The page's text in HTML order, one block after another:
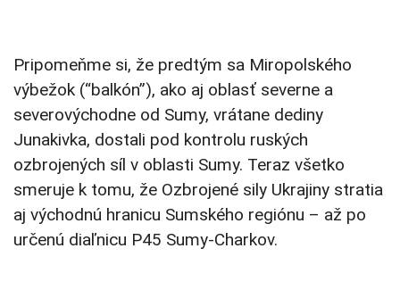
Pripomeňme si, že predtým sa Miropolského
výbežok (“balkón”), ako aj oblasť severne a
severovýchodne od Sumy, vrátane dediny
Junakivka, dostali pod kontrolu ruských
ozbrojených síl v oblasti Sumy. Teraz všetko
smeruje k tomu, že Ozbrojené sily Ukrajiny stratia
aj východnú hranicu Sumského regiónu – až po
určenú diaľnicu P45 Sumy-Charkov.